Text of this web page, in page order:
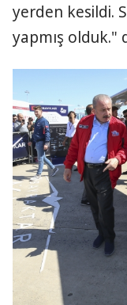
yerden kesildi.
yapmış olduk."